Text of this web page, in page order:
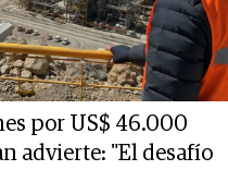
por US$ 46.000
advierte: "El desafío